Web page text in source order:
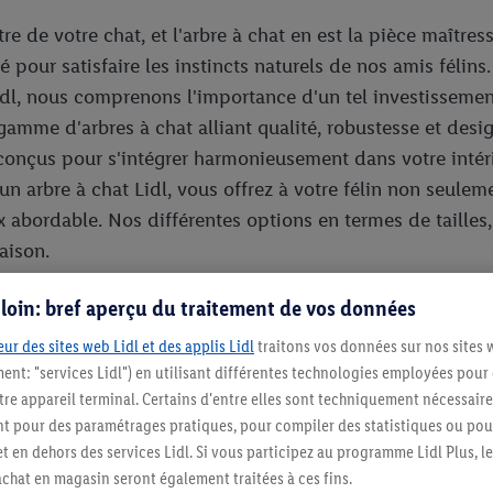
de votre chat, et l'arbre à chat en est la pièce
pour satisfaire les instincts naturels de nos amis
nous comprenons l'importance d'un tel
d'arbres à chat alliant qualité, robustesse et
pour s'intégrer harmonieusement dans votre
arbre à chat Lidl, vous offrez à votre félin non
Nos différentes options en termes de
à chat de qualité?
achat; c'est un investissement dans le bonheur et
d'abord, il permet à votre chat d'exprimer son
leur territoire et s'étirer. Sans un support adéquat,
de poteaux en sisal, protège vos meubles et
bref aperçu du traitement de vos données
des sites web Lidl et des applis Lidltraitons vos données sur nos sites
"services Lidl") en utilisant différentes technologies employées pour
appareil terminal. Certains d'entre elles sont techniquement
pour des paramétrages pratiques, pour compiler des statistiques ou
en dehors des services Lidl. Si vous participez au programme Lidl Plus,
en magasin seront également traitées à ces fins.